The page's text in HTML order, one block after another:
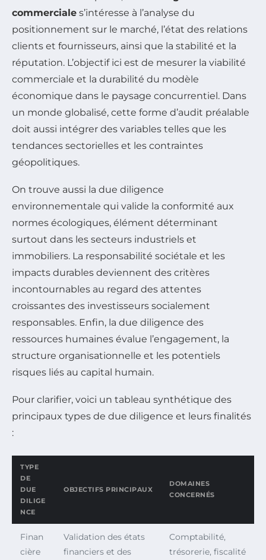
commerciale s’intéresse à l’analyse du
positionnement sur le marché, l’état des relations
clients et fournisseurs, ainsi que la stabilité et la
réputation. L’objectif ici est de mesurer la viabilité
commerciale et la durabilité du modèle
économique dans le paysage concurrentiel. Dans
un monde globalisé, cette forme d’audit préalable
doit aussi intégrer des variables telles que les
tendances sectorielles et les contraintes
géopolitiques.
On trouve aussi la due diligence
environnementale qui valide la conformité aux
normes écologiques, élément déterminant
surtout dans les secteurs industriels et
immobiliers. La responsabilité sociétale et les
impacts durables deviennent des critères
incontournables au regard des attentes
croissantes des investisseurs socialement
responsables. Enfin, la due diligence des
ressources humaines évalue l’engagement, la
structure organisationnelle et les potentiels
risques liés au capital humain.
Pour clarifier, voici un tableau synthétique des
principaux types de due diligence et leurs finalités
:
TYPE
DE
DUE
DILIGE
NCE
OBJECTIFS PRINCIPAUX
DOMAINES
CONCERNÉS
Finan
cière
Validation des états
financiers et des
Comptabilité,
trésorerie, fiscalité